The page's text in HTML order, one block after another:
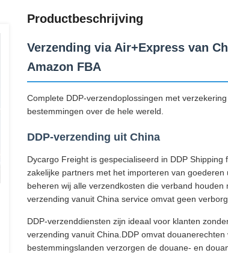
Productbeschrijving
Verzending via Air+Express van
Amazon FBA
Complete DDP-verzendoplossingen met
bestemmingen over de hele wereld.
DDP-verzending uit China
Dycargo Freight is gespecialiseerd in DDP
zakelijke partners met het importeren van
beheren wij alle verzendkosten die verband
verzending vanuit China service omvat geen
DDP-verzenddiensten zijn ideaal voor klanten
verzending vanuit China.DDP omvat
bestemmingslanden verzorgen de douane- en